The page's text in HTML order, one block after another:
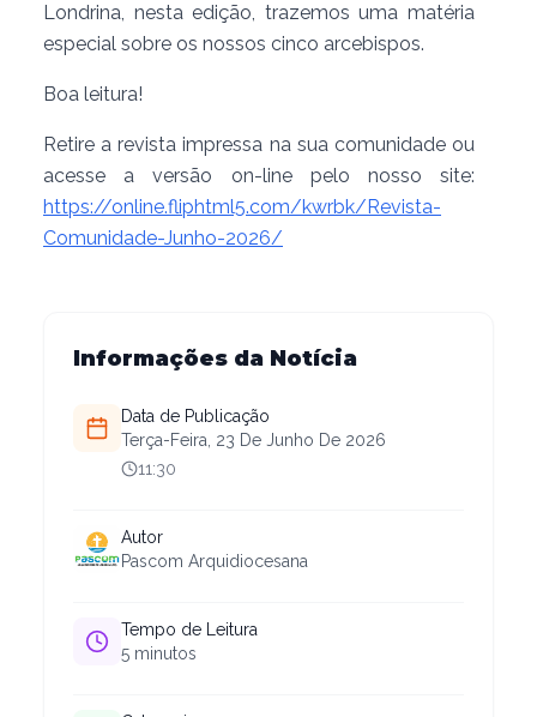
Londrina, nesta edição, trazemos uma matéria
especial sobre os nossos cinco arcebispos.
Boa leitura!
Retire a revista impressa na sua comunidade ou
acesse a versão on-line pelo nosso site:
https://online.fliphtml5.com/kwrbk/Revista-
Comunidade-Junho-2026/
Informações da Notícia
Data de Publicação
Terça-Feira, 23 De Junho De 2026
11:30
Autor
Pascom Arquidiocesana
Tempo de Leitura
5 minutos